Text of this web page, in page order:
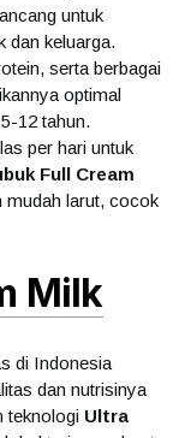
untuk
dan keluarga.
serta berbagai
optimal
12 tahun.
per hari untuk
Full Cream
mudah larut, cocok
Milk
di Indonesia
dan nutrisinya
teknologi Ultra